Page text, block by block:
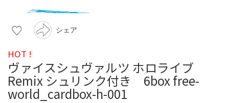
シェア
HOT !
ヴァイスシュヴァルツ ホロライブ
Remix シュリンク付き 6box free-
world_cardbox-h-001